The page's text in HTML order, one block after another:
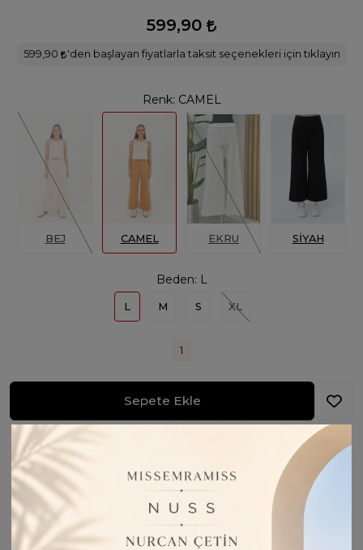
599,90
599,90 'den başlayan fiyatlarla taksit seçenekleri için tıklayın
Renk: CAMEL
BEJ CAMEL EKRU SİYAH
Beden: L
L M S XL
1
Sepete Ekle
İade Bilgisi:
Bu Ürünü Paylaş